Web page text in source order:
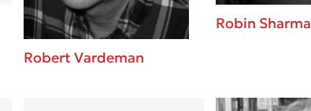
Robert Vardeman
Robin Sharma